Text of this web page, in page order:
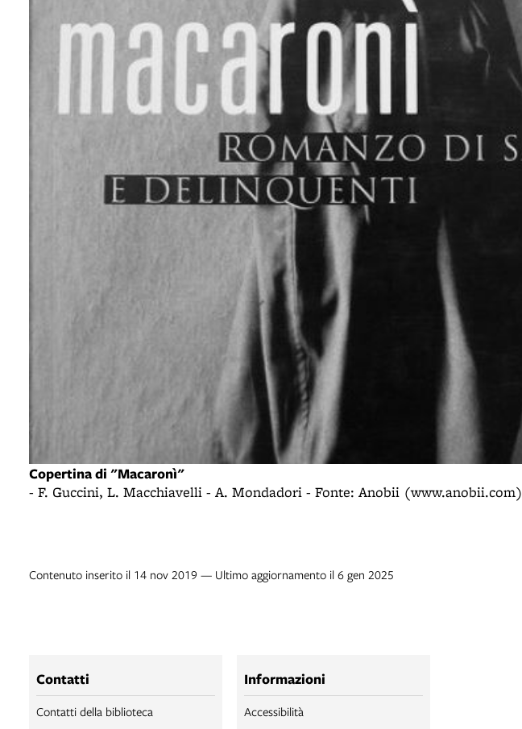
Copertina di "Macaronì"
- F. Guccini, L. Macchiavelli - A. Mondadori - Fonte: Anobii (www.anobii.com)
Contenuto inserito il 14 nov 2019 — Ultimo aggiornamento il 6 gen 2025
Contatti
Contatti della biblioteca
Informazioni
Accessibilità